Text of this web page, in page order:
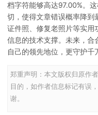
档字符能够高达97.00%。
切，使得文章错误概率降
证件照、修复老照片等实用
信息的技术支撑。未来，合
自己的领先地位，更守护千
郑重声明：本文版权归原作
目的，如作者信息标记有误
谢。